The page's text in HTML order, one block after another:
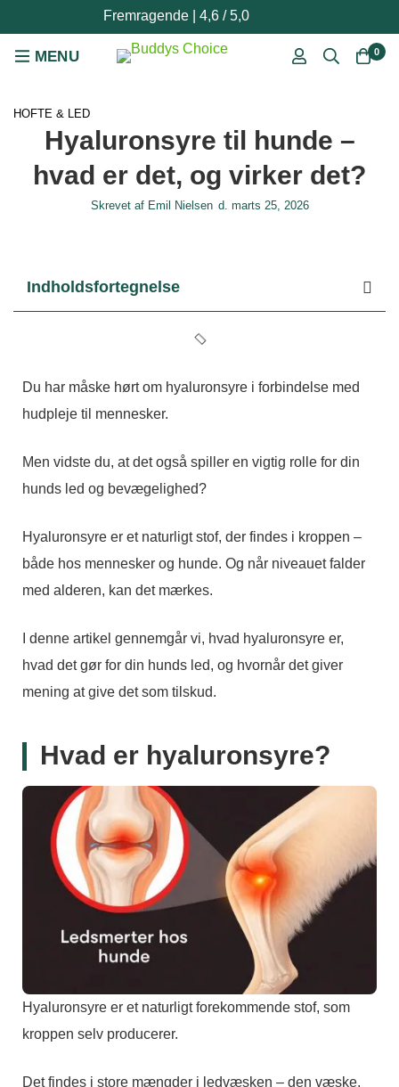
Fremragende | 4,6 / 5,0
0
HOFTE & LED
Hyaluronsyre til hunde –
hvad er det, og virker det?
Skrevet afEmil Nielsen d. marts 25, 2026
Indholdsfortegnelse
Du har måske hørt om hyaluronsyre i forbindelse med
hudpleje til mennesker.
Men vidste du, at det også spiller en vigtig rolle for din
hunds led og bevægelighed?
Hyaluronsyre er et naturligt stof, der findes i kroppen –
både hos mennesker og hunde. Og når niveauet falder
med alderen, kan det mærkes.
I denne artikel gennemgår vi, hvad hyaluronsyre er,
hvad det gør for din hunds led, og hvornår det giver
mening at give det som tilskud.
Hvad er hyaluronsyre?
Hyaluronsyre er et naturligt forekommende stof, som
kroppen selv producerer.
Det findes i store mængder i ledvæsken – den væske,